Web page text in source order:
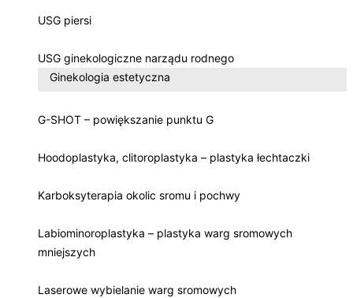
USG piersi
USG ginekologiczne narządu rodnego
Ginekologia estetyczna
G-SHOT – powiększanie punktu G
Hoodoplastyka, clitoroplastyka – plastyka łechtaczki
Karboksyterapia okolic sromu i pochwy
Labiominoroplastyka – plastyka warg sromowych
mniejszych
Laserowe wybielanie warg sromowych